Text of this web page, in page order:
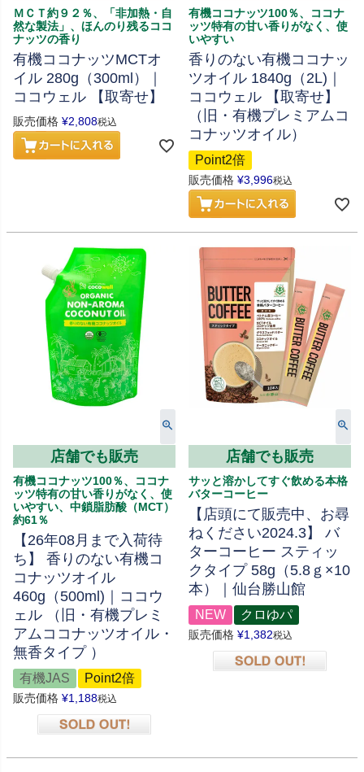
ＭＣＴ約９２％、「非加熱・自
然な製法」、ほんのり残るココ
ナッツの香り
有機ココナッツMCTオ
イル 280g（300ml）｜
ココウェル 【取寄せ】
販売価格 ¥2,808税込
有機ココナッツ100％、ココナ
ッツ特有の甘い香りがなく、使
いやすい
香りのない有機ココナッ
ツオイル 1840g（2L)｜
ココウェル 【取寄せ】
（旧・有機プレミアムコ
コナッツオイル）
Point2倍
販売価格 ¥3,996税込
店舗でも販売
有機ココナッツ100％、ココナ
ッツ特有の甘い香りがなく、使
いやすい、中鎖脂肪酸（MCT）
約61％
【26年08月まで入荷待
ち】 香りのない有機コ
コナッツオイル
460g（500ml)｜ココウ
ェル （旧・有機プレミ
アムココナッツオイル・
無香タイプ ）
有機JAS Point2倍
販売価格 ¥1,188税込
店舗でも販売
サッと溶かしてすぐ飲める本格
バターコーヒー
【店頭にて販売中、お尋
ねください2024.3】 バ
ターコーヒー スティッ
クタイプ 58g（5.8ｇ×10
本）｜仙台勝山館
NEW クロゆパ
販売価格 ¥1,382税込